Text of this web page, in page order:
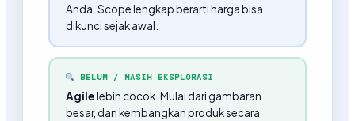
Anda. Scope lengkap berarti harga bisa
dikunci sejak awal.
BELUM / MASIH EKSPLORASI
Agilelebih cocok. Mulai dari gambaran
besar, dan kembangkan produk secara